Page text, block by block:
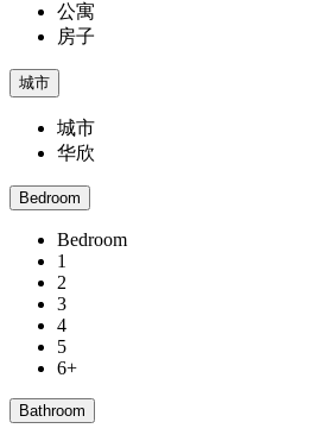
公寓
房子
城市
城市
华欣
Bedroom
Bedroom
1
2
3
4
5
6+
Bathroom